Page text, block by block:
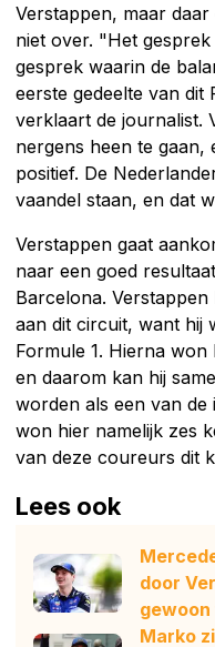
Verstappen, maar
niet over. "Het
gesprek waarin de
eerste gedeelte van dit
verklaart de journalist.
nergens heen te gaan,
positief. De
vaandel staan, en dat
Verstappen gaat
naar een goed
Barcelona.
aan dit circuit, want hij
Formule 1. Hierna
en daarom kan hij
worden als een van
won hier namelijk zes
van deze coureurs dit
Lees ook
door
Marko